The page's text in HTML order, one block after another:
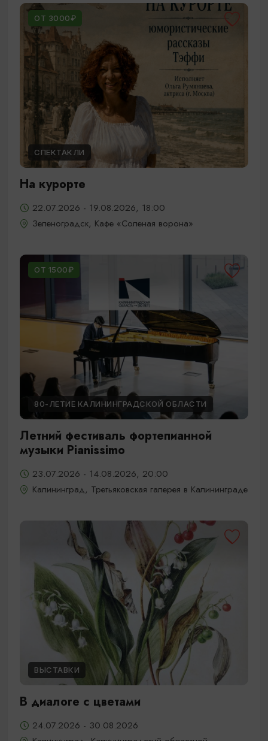
ОТ 3000₽
СПЕКТАКЛИ
На курорте
22.07.2026 - 19.08.2026, 18:00
Зеленоградск, Кафе «Соленая ворона»
ОТ 1500₽
80-ЛЕТИЕ КАЛИНИНГРАДСКОЙ ОБЛАСТИ
Летний фестиваль фортепианной
музыки Pianissimo
23.07.2026 - 14.08.2026, 20:00
Калининград, Третьяковская галерея в Калининграде
ВЫСТАВКИ
В диалоге с цветами
24.07.2026 - 30.08.2026